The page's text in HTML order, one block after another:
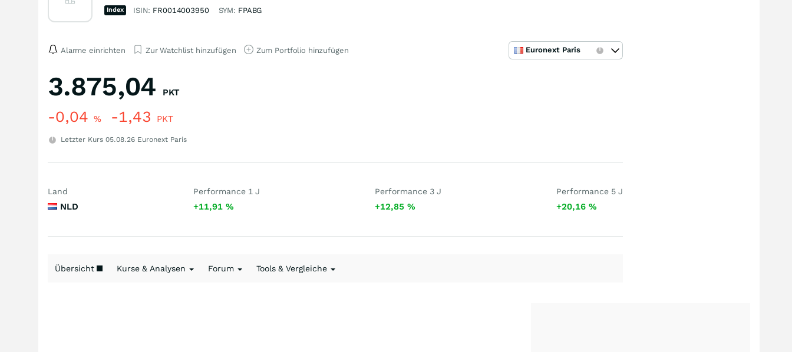
Index ISIN: FR0014003950 SYM: FPABG
Alarme einrichten Zur Watchlist hinzufügen Zum Portfolio hinzufügen Euronext Paris
3.875,04 PKT
-0,04 % -1,43 PKT
Letzter Kurs 05.08.26 Euronext Paris
Land
NLD
Performance 1 J
+11,91 %
Performance 3 J
+12,85 %
Performance 5 J
+20,16 %
Übersicht Kurse & Analysen Forum Tools & Vergleiche